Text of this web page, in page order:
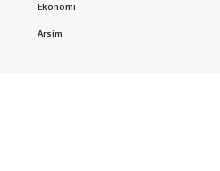
Ekonomi
Arsim